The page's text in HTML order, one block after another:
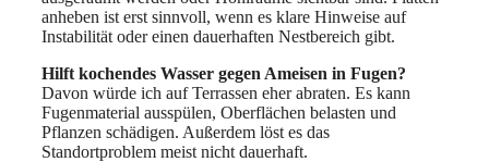
anheben ist erst sinnvoll, wenn es klare Hinweise auf
Instabilität oder einen dauerhaften Nestbereich gibt.
Hilft kochendes Wasser gegen Ameisen in Fugen?
Davon würde ich auf Terrassen eher abraten. Es kann
Fugenmaterial ausspülen, Oberflächen belasten und
Pflanzen schädigen. Außerdem löst es das
Standortproblem meist nicht dauerhaft.